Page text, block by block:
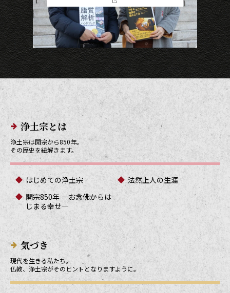
メインメニューリンク
浄土宗とは
浄土宗は開宗から850年。
その歴史を紐解きます。
はじめての浄土宗
法然上人の生涯
開宗850年 ―お念佛からは
じまる幸せ―
気づき
現代を生きる私たち。
仏教、浄土宗がそのヒントとなりますように。